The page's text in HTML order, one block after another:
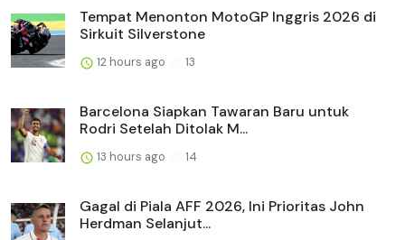
Tempat Menonton MotoGP Inggris 2026 di
Sirkuit Silverstone
12 hours ago 13
Barcelona Siapkan Tawaran Baru untuk
Rodri Setelah Ditolak M...
13 hours ago 14
Gagal di Piala AFF 2026, Ini Prioritas John
Herdman Selanjut...